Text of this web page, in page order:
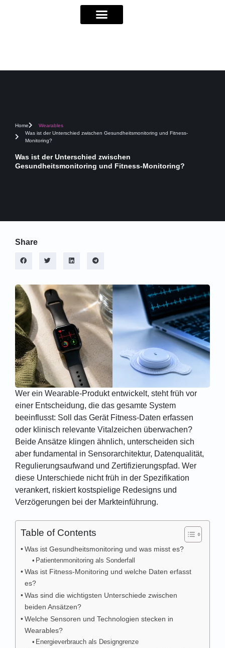
Home
Wearables
Was ist der Unterschied zwischen Gesundheitsmonitoring und Fitness-
Monitoring?
Was ist der Unterschied zwischen
Gesundheitsmonitoring und Fitness-Monitoring?
Share
Wer ein Wearable-Produkt entwickelt, steht früh vor
einer Entscheidung, die das gesamte System
beeinflusst: Soll das Gerät Fitness-Daten erfassen
oder klinisch relevante Vitalzeichen überwachen?
Beide Ansätze klingen ähnlich, unterscheiden sich
aber fundamental in Sensorarchitektur, Datenqualität,
Regulierungsaufwand und Zertifizierungspfad. Wer
diese Unterschiede nicht früh in der Spezifikation
verankert, riskiert kostspielige Redesigns und
Verzögerungen bei der Markteinführung.
Table of Contents
Was ist Gesundheitsmonitoring und was misst es?
Patientenmonitoring als Sonderfall
Was ist Fitness-Monitoring und welche Daten erfasst
es?
Was sind die wichtigsten Unterschiede zwischen
beiden Ansätzen?
Welche Sensoren und Technologien stecken in
Wearables?
Energieverbrauch als Designgrenze